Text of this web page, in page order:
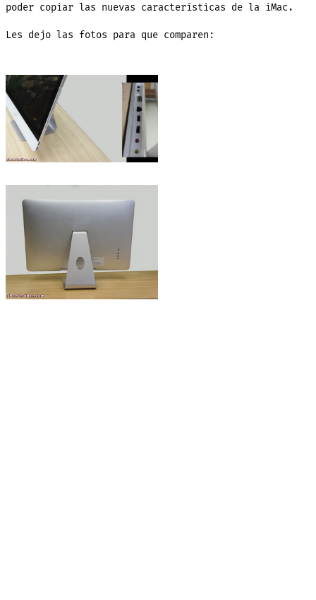
poder copiar las nuevas características de la iMac.
Les dejo las fotos para que comparen: